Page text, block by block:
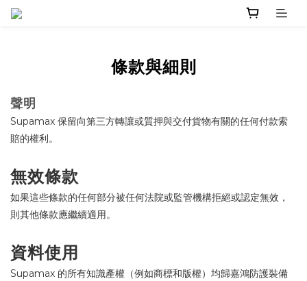
條款與細則
聲明
Supamax 保留向第三方轉讓或質押與交付貨物有關的任何付款索
賠的權利。
無效條款
如果這些條款的任何部分被任何法院或監管機構拒絕或認定無效，
則其他條款應繼續適用。
資料使用
Supamax 的所有知識產權（例如商標和版權）均歸嘉鴻防護裝備